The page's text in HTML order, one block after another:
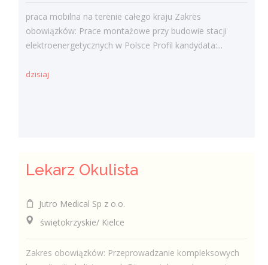
praca mobilna na terenie całego kraju Zakres
obowiązków: Prace montażowe przy budowie stacji
elektroenergetycznych w Polsce Profil kandydata:...
dzisiaj
Lekarz Okulista
Jutro Medical Sp z o.o.
świętokrzyskie/ Kielce
Zakres obowiązków: Przeprowadzanie kompleksowych